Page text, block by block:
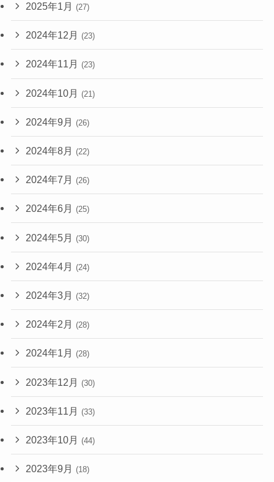
2025年1月 (27)
2024年12月 (23)
2024年11月 (23)
2024年10月 (21)
2024年9月 (26)
2024年8月 (22)
2024年7月 (26)
2024年6月 (25)
2024年5月 (30)
2024年4月 (24)
2024年3月 (32)
2024年2月 (28)
2024年1月 (28)
2023年12月 (30)
2023年11月 (33)
2023年10月 (44)
2023年9月 (18)